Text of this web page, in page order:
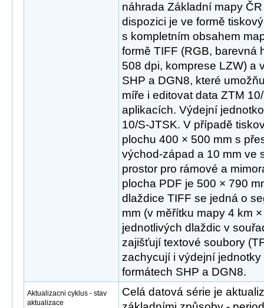
náhrada Základní mapy
dispozici je ve formě
s kompletním obsahem
formě TIFF (RGB, barevná
508 dpi, komprese LZW) a
SHP a DGN8, které
míře i editovat data ZTM
aplikacích. Výdejní
10/S-JTSK. V případě
plochu 400 × 500 mm s
východ-západ a 10 mm ve
prostor pro rámové a
plocha PDF je 500 × 790
dlaždice TIFF se jedná o
mm (v měřítku mapy 4 km
jednotlivých dlaždic v
zajišťují textové soubory
zachycují i výdejní
formátech SHP a DGN8.
Aktualizacni cyklus - stav
aktualizace
Celá datová série je